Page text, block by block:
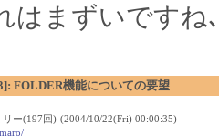
まずいですね
FOLDER機能についての要望
リー(197回)-(2004/10/22(Fri) 00:00:35)